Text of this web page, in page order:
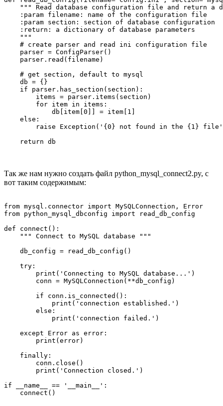
""" Read database configuration file and return a
    :param filename: name of the configuration file
    :param section: section of database configuration
    :return: a dictionary of database parameters
    """
    # create parser and read ini configuration file
    parser = ConfigParser()
    parser.read(filename)
    # get section, default to mysql
    db = {}
    if parser.has_section(section):
        items = parser.items(section)
        for item in items:
            db[item[0]] = item[1]
    else:
raise Exception('{0} not found in the {1}
    return db
Так же нам нужно создать файл python_mysql_connect2.py, с
вот таким содержимым:
from mysql.connector import MySQLConnection, Error
from python_mysql_dbconfig import read_db_config
def connect():
    """ Connect to MySQL database """
    db_config = read_db_config()
    try:
        print('Connecting to MySQL database...')
        conn = MySQLConnection(**db_config)
        if conn.is_connected():
            print('connection established.')
        else:
            print('connection failed.')
    except Error as error:
        print(error)
    finally:
        conn.close()
        print('Connection closed.')
if __name__ == '__main__':